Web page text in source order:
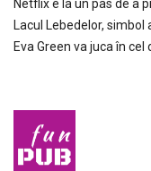
Netflix e la un pas de a
Lacul Lebedelor,
Eva Green va juca în